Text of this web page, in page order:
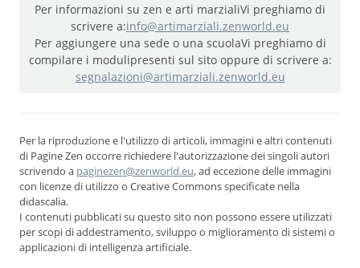
Per informazioni su zen e arti marzialiVi preghiamo di
scrivere a:info@artimarziali.zenworld.eu
Per aggiungere una sede o una scuolaVi preghiamo di
compilare i modulipresenti sul sito oppure di scrivere a:
segnalazioni@artimarziali.zenworld.eu
Per la riproduzione e l'utilizzo di articoli, immagini e altri contenuti
di Pagine Zen occorre richiedere l'autorizzazione dei singoli autori
scrivendo a paginezen@zenworld.eu, ad eccezione delle immagini
con licenze di utilizzo o Creative Commons specificate nella
didascalia.
I contenuti pubblicati su questo sito non possono essere utilizzati
per scopi di addestramento, sviluppo o miglioramento di sistemi o
applicazioni di intelligenza artificiale.